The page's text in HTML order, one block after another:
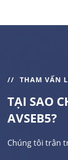
THAM VẤN
TẠI SAO
AVSEB5?
Chúng tôi trân